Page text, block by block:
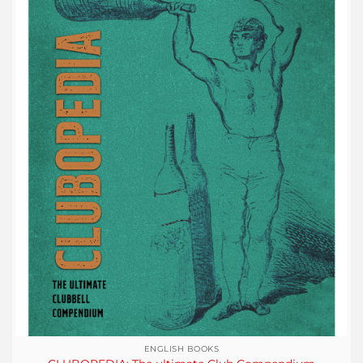
ENGLISH BOOKS